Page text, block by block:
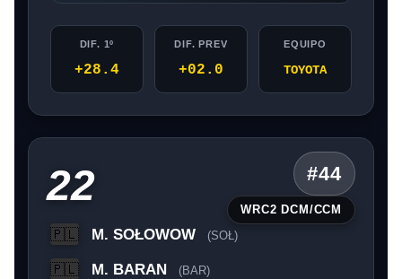
DIF. 1º
+28.4
DIF. PREV
+02.0
EQUIPO
TOYOTA
22 #44
WRC2 DCM/CCM
🇵🇱 M. SOŁOWOW (SOŁ)
🇵🇱 M. BARAN (BAR)